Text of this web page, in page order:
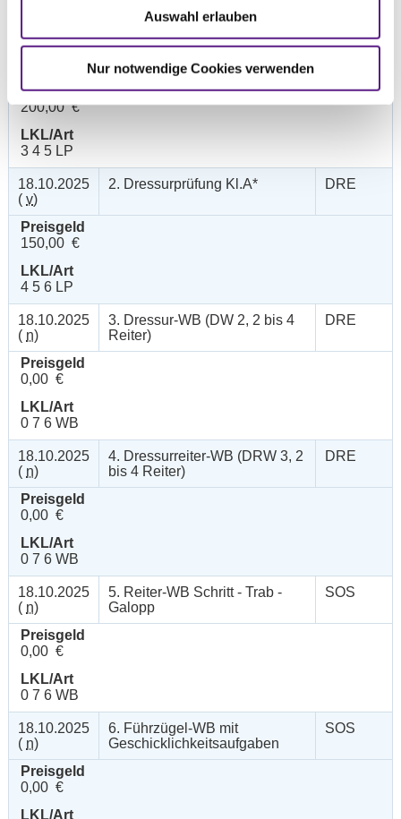
Auswahl erlauben
Nur notwendige Cookies verwenden
18.10.2025
1. Dressurprfg. Kl.L* - Tr. DRE
Preisgeld
200,00 €
LKL/Art
3 4 5 LP
18.10.2025
( v)
2. Dressurprüfung Kl.A* DRE
Preisgeld
150,00 €
LKL/Art
4 5 6 LP
18.10.2025
( n)
3. Dressur-WB (DW 2, 2 bis 4
Reiter)
DRE
Preisgeld
0,00 €
LKL/Art
0 7 6 WB
18.10.2025
( n)
4. Dressurreiter-WB (DRW 3, 2
bis 4 Reiter)
DRE
Preisgeld
0,00 €
LKL/Art
0 7 6 WB
18.10.2025
( n)
5. Reiter-WB Schritt - Trab -
Galopp
SOS
Preisgeld
0,00 €
LKL/Art
0 7 6 WB
18.10.2025
( n)
6. Führzügel-WB mit
Geschicklichkeitsaufgaben
SOS
Preisgeld
0,00 €
LKL/Art